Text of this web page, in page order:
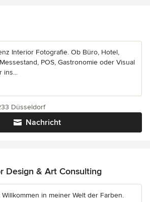
Interior Fotografie. Ob Büro, Hotel,
POS, Gastronomie oder Visual
ins...
Nachricht
Düsseldorf
Design & Art Consulting
Willkommen in meiner Welt der Farben.